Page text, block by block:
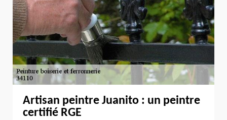
Artisan peintre Juanito : un peintre
certifié RGE